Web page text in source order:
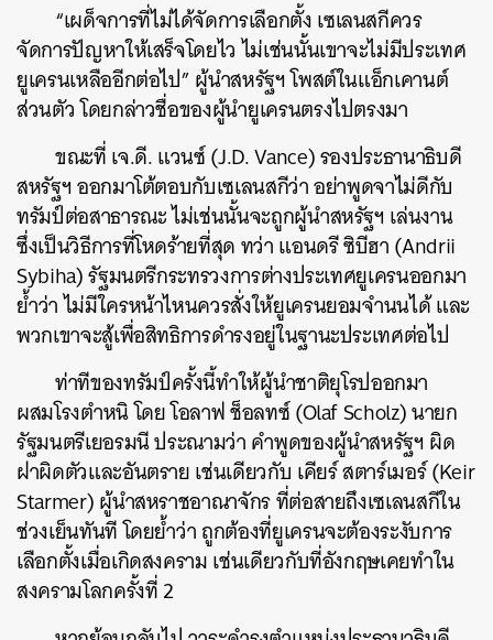
“เผด็จการที่ไม่ได้จัดการเลือกตั้ง เซเลนสกีควร
จัดการปัญหาให้เสร็จโดยไว ไม่เช่นนั้นเขาจะไม่มีประเทศ
ยูเครนเหลืออีกต่อไป” ผู้นำสหรัฐฯ โพสต์ในแอ็กเคานต์
ส่วนตัว โดยกล่าวชื่อของผู้นำยูเครนตรงไปตรงมา
ขณะที่ เจ.ดี. แวนซ์ (J.D. Vance) รองประธานาธิบดี
สหรัฐฯ ออกมาโต้ตอบกับเซเลนสกีว่า อย่าพูดจาไม่ดีกับ
ทรัมป์ต่อสาธารณะ ไม่เช่นนั้นจะถูกผู้นำสหรัฐฯ เล่นงาน
ซึ่งเป็นวิธีการที่โหดร้ายที่สุด ทว่า แอนดรี ซิบีฮา (Andrii
Sybiha) รัฐมนตรีกระทรวงการต่างประเทศยูเครนออกมา
ย้ำว่า ไม่มีใครหน้าไหนควรสั่งให้ยูเครนยอมจำนนได้ และ
พวกเขาจะสู้เพื่อสิทธิการดำรงอยู่ในฐานะประเทศต่อไป
ท่าทีของทรัมป์ครั้งนี้ทำให้ผู้นำชาติยุโรปออกมา
ผสมโรงตำหนิ โดย โอลาฟ ช็อลทซ์ (Olaf Scholz) นายก
รัฐมนตรีเยอรมนี ประณามว่า คำพูดของผู้นำสหรัฐฯ ผิด
ฝาผิดตัวและอันตราย เช่นเดียวกับ เคียร์ สตาร์เมอร์ (Keir
Starmer) ผู้นำสหราชอาณาจักร ที่ต่อสายถึงเซเลนสกีใน
ช่วงเย็นทันที โดยย้ำว่า ถูกต้องที่ยูเครนจะต้องระงับการ
เลือกตั้งเมื่อเกิดสงคราม เช่นเดียวกับที่อังกฤษเคยทำใน
สงครามโลกครั้งที่ 2